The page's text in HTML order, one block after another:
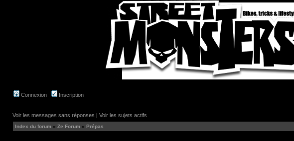
Connexion Inscription
Voir les messages sans réponses | Voir les sujets actifs
Index du forum » Ze Forum » Prépas